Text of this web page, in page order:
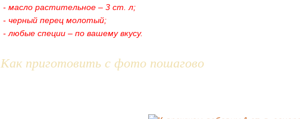
- масло растительное – 3 ст. л;
- черный перец молотый;
- любые специи – по вашему вкусу.
Как приготовить с фото пошагово